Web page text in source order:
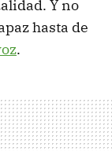
Y no
hasta de
.